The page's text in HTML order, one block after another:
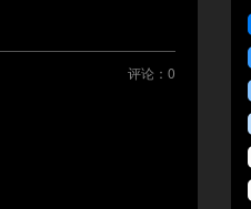
评论： 0